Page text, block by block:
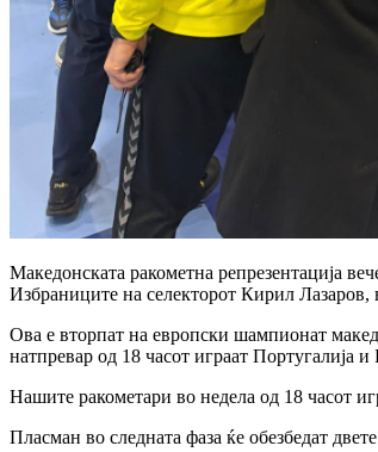
Македонската ракометна репрезентација
Избраниците на селекторот Кирил Лазаров,
Ова е вторпат на европски шампионат
натпревар од 18 часот играат Португалија и
Нашите ракометари во недела од 18 часот
Пласман во следната фаза ќе обезбедат